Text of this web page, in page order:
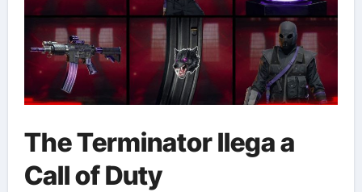
The Terminator llega a
Call of Duty